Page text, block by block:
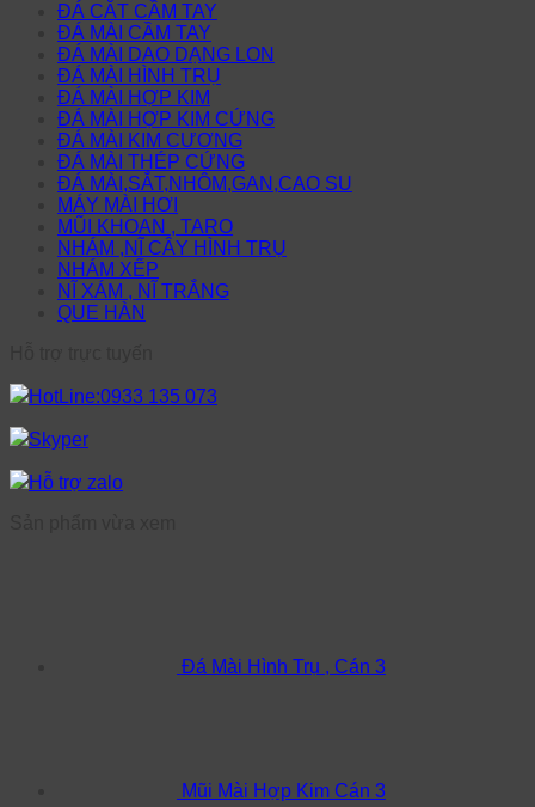
ĐÁ CẮT CẦM TAY
ĐÁ MÀI CẦM TAY
ĐÁ MÀI DAO DẠNG LON
ĐÁ MÀI HÌNH TRỤ
ĐÁ MÀI HỢP KIM
ĐÁ MÀI HỢP KIM CỨNG
ĐÁ MÀI KIM CƯƠNG
ĐÁ MÀI THÉP CỨNG
ĐÁ MÀI,SẮT,NHÔM,GAN,CAO SU
MÁY MÀI HƠI
MŨI KHOAN , TARO
NHÁM ,NĨ CÂY HÌNH TRỤ
NHÁM XẾP
NĨ XÁM , NĨ TRẮNG
QUE HÀN
HotLine:0933 135 073
Skyper
Hỗ trợ zalo
Đá Mài Hình Trụ , Cán 3
Mũi Mài Hợp Kim Cán 3